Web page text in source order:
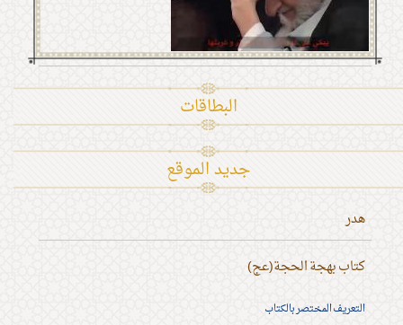
البطاقات
جديد الموقع
هدر
كتاب بهجة الحجة(عج)
التعريف المختصر بالكتاب